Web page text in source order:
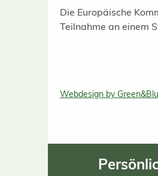
Die Europäische
Teilnahme an einem
Webdesign by